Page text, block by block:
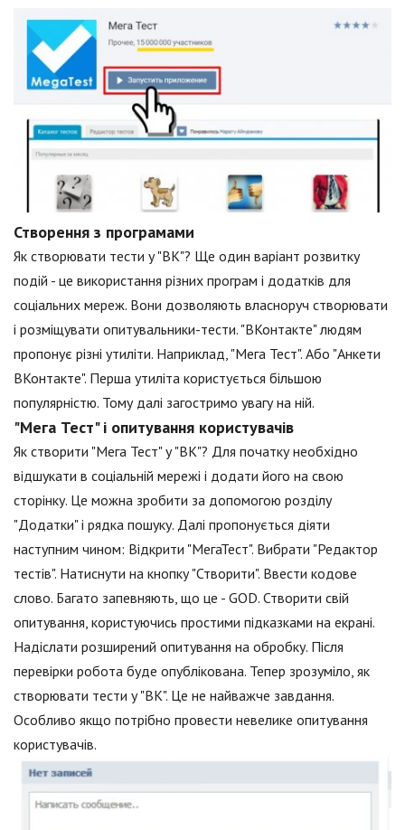
Створення з програмами
Як створювати тести у "ВК"? Ще один варіант розвитку
подій - це використання різних програм і додатків для
соціальних мереж. Вони дозволяють власноруч створювати
і розміщувати опитувальники-тести. "ВКонтакте" людям
пропонує різні утиліти. Наприклад, "Мега Тест". Або "Анкети
ВКонтакте". Перша утиліта користується більшою
популярністю. Тому далі загостримо увагу на ній.
"Мега Тест" і опитування користувачів
Як створити "Мега Тест" у "ВК"? Для початку необхідно
відшукати в соціальній мережі і додати його на свою
сторінку. Це можна зробити за допомогою розділу
"Додатки" і рядка пошуку. Далі пропонується діяти
наступним чином: Відкрити "МегаТест". Вибрати "Редактор
тестів". Натиснути на кнопку "Створити". Ввести кодове
слово. Багато запевняють, що це - GOD. Створити свій
опитування, користуючись простими підказками на екрані.
Надіслати розширений опитування на обробку. Після
перевірки робота буде опублікована. Тепер зрозуміло, як
створювати тести у "ВК". Це не найважче завдання.
Особливо якщо потрібно провести невелике опитування
користувачів.